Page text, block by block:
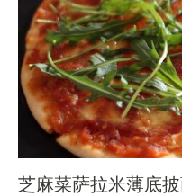
芝麻菜萨拉米薄底